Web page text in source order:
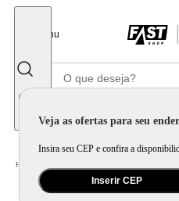
Menu
Veja as ofertas para seu
Insira seu CEP e confira a
Inserir CEP
Home